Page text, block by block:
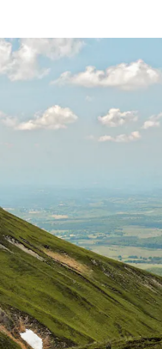
pour les parcourir ou en appuyant et